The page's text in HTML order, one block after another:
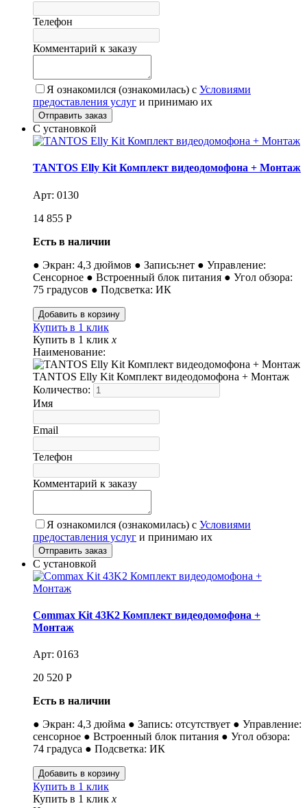
Телефон
Комментарий к заказу
Я ознакомился (ознакомилась) с Условиями
предоставления услуг и принимаю их
С установкой
TANTOS Elly Kit Комплект видеодомофона + Монтаж
Арт: 0130
14 855 Р
Есть в наличии
● Экран: 4,3 дюймов ● Запись:нет ● Управление:
Сенсорное ● Встроенный блок питания ● Угол обзора:
75 градусов ● Подсветка: ИК
Купить в 1 клик
Купить в 1 клик x
Наименование:
TANTOS Elly Kit Комплект видеодомофона + Монтаж
Количество:
Имя
Email
Телефон
Комментарий к заказу
Я ознакомился (ознакомилась) с Условиями
предоставления услуг и принимаю их
С установкой
Commax Kit 43K2 Комплект видеодомофона +
Монтаж
Арт: 0163
20 520 Р
Есть в наличии
● Экран: 4,3 дюйма ● Запись: отсутствует ● Управление:
сенсорное ● Встроенный блок питания ● Угол обзора:
74 градуса ● Подсветка: ИК
Купить в 1 клик
Купить в 1 клик x